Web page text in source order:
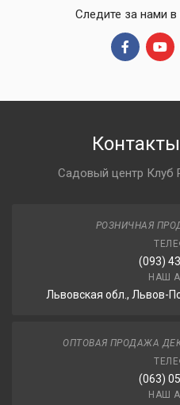
Следите за нами
Контакты
Садовый центр Клуб
РОЗНИЧНАЯ
(093)
НАШ
Львовская обл., Львов-
ОПТОВАЯ ПРОДАЖА
(063)
НАШ